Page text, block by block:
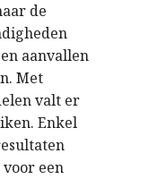
de
aanvallen
Met
valt er
Enkel
een